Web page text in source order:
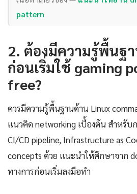
pattern
2. ต้องมีความรู้พื้นฐา
ก่อนเริ่มใช้ gaming
free?
ควรมีความรู้พื้นฐานด้าน Linux
แนวคิด networking เบื้องต้น สำหรับ
CI/CD pipeline, Infrastructure as
concepts ด้วย แนะนำให้ศึกษาจาก
ทางการก่อนเริ่มลงมือทำ